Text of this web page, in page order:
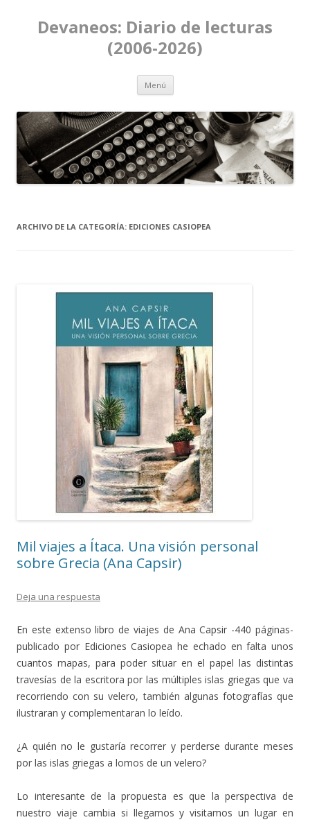
Devaneos: Diario de lecturas
(2006-2026)
Menú Ir al contenido
ARCHIVO DE LA CATEGORÍA: EDICIONES CASIOPEA
Mil viajes a Ítaca. Una visión personal
sobre Grecia (Ana Capsir)
Deja una respuesta
En este extenso libro de viajes de Ana Capsir -440 páginas-
publicado por Ediciones Casiopea he echado en falta unos
cuantos mapas, para poder situar en el papel las distintas
travesías de la escritora por las múltiples islas griegas que va
recorriendo con su velero, también algunas fotografías que
ilustraran y complementaran lo leído.
¿A quién no le gustaría recorrer y perderse durante meses
por las islas griegas a lomos de un velero?
Lo interesante de la propuesta es que la perspectiva de
nuestro viaje cambia si llegamos y visitamos un lugar en